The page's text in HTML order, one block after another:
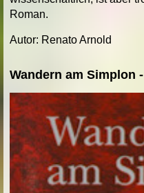
Roman.
Autor: Renato Arnold
Wandern am Simplon